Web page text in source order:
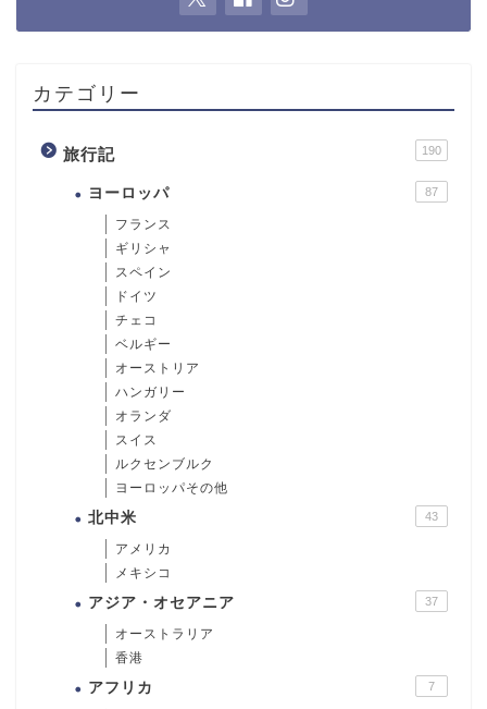
カテゴリー
旅行記 190
ヨーロッパ 87
フランス
ギリシャ
スペイン
ドイツ
チェコ
ベルギー
オーストリア
ハンガリー
オランダ
スイス
ルクセンブルク
ヨーロッパその他
北中米 43
アメリカ
メキシコ
アジア・オセアニア 37
オーストラリア
香港
アフリカ 7